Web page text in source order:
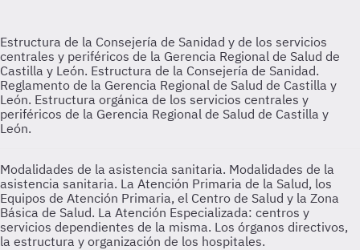
Estructura de la Consejería de Sanidad y de los servicios
centrales y periféricos de la Gerencia Regional de Salud de
Castilla y León. Estructura de la Consejería de Sanidad.
Reglamento de la Gerencia Regional de Salud de Castilla y
León. Estructura orgánica de los servicios centrales y
periféricos de la Gerencia Regional de Salud de Castilla y
León.
Modalidades de la asistencia sanitaria. Modalidades de la
asistencia sanitaria. La Atención Primaria de la Salud, los
Equipos de Atención Primaria, el Centro de Salud y la Zona
Básica de Salud. La Atención Especializada: centros y
servicios dependientes de la misma. Los órganos directivos,
la estructura y organización de los hospitales.